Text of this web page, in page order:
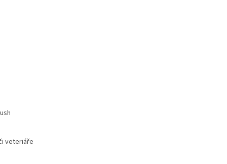
veteriáře